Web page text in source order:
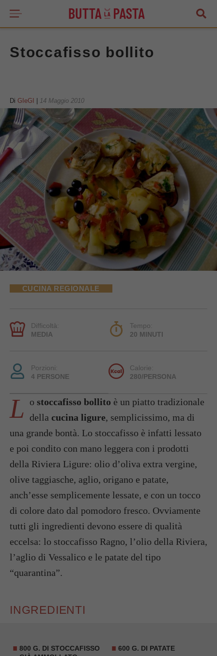
Stoccafisso bollito
Di GIeGI 14 Maggio 2010
CUCINA REGIONALE
Difficoltà:
MEDIA
Tempo:
20 MINUTI
Porzioni:
4 PERSONE
Calorie:
280/PERSONA
L o stoccafisso bollito è un piatto tradizionale
della cucina ligure, semplicissimo, ma di
una grande bontà. Lo stoccafisso è infatti lessato
e poi condito con mano leggera con i prodotti
della Riviera Ligure: olio d’oliva extra vergine,
olive taggiasche, aglio, origano e patate,
anch’esse semplicemente lessate, e con un tocco
di colore dato dal pomodoro fresco. Ovviamente
tutti gli ingredienti devono essere di qualità
eccelsa: lo stoccafisso Ragno, l’olio della Riviera,
l’aglio di Vessalico e le patate del tipo
“quarantina”.
INGREDIENTI
800 G. DI STOCCAFISSO
600 G. DI PATATE